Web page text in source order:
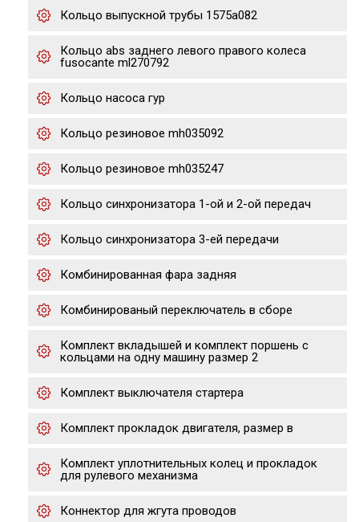
Кольцо выпускной трубы 1575a082
Кольцо abs заднего левого правого колеса
fusocante ml270792
Кольцо насоса гур
Кольцо резиновое mh035092
Кольцо резиновое mh035247
Кольцо синхронизатора 1-ой и 2-ой передач
Кольцо синхронизатора 3-ей передачи
Комбинированная фара задняя
Комбинированый переключатель в сборе
Комплект вкладышей и комплект поршень с
кольцами на одну машину размер 2
Комплект выключателя стартера
Комплект прокладок двигателя, размер в
Комплект уплотнительных колец и прокладок
для рулевого механизма
Коннектор для жгута проводов